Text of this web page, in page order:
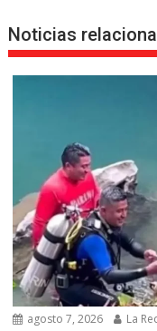
Noticias
agosto 7, 2026 La